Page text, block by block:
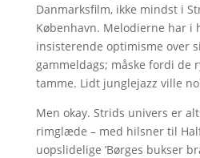
Danmarksfilm, ikke mindst i
København. Melodierne har i
insisterende optimisme over
gammeldags; måske fordi de
tamme. Lidt junglejazz ville
Men okay. Strids univers er
rimglæde – med hilsner til
uopslidelige ’Børges bukser